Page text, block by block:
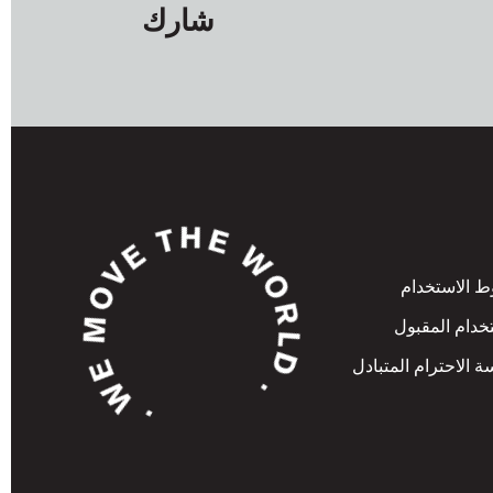
شارك
الاستخدام
المقبول
الاحترام المتبادل